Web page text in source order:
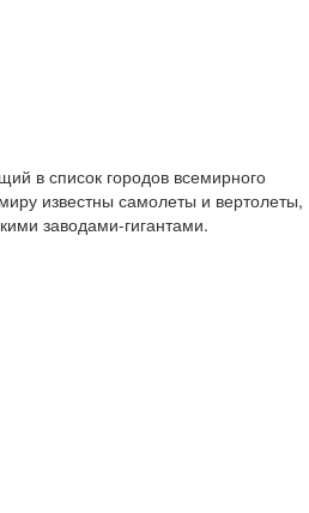
в список городов всемирного
известны самолеты и вертолеты,
заводами-гигантами.